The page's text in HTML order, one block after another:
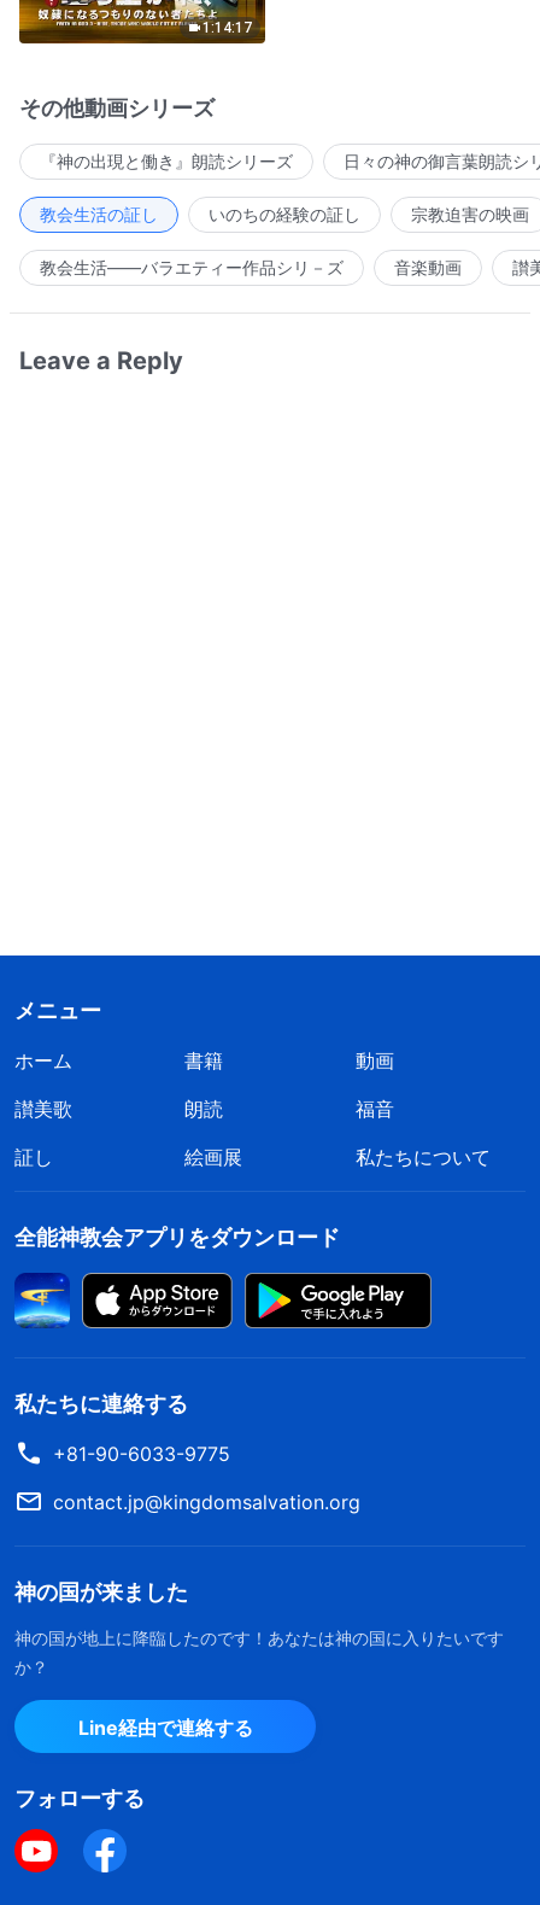
1:14:17
その他動画シリーズ
『神の出現と働き』朗読シリーズ 日々の神の御言葉朗読シ
教会生活の証し いのちの経験の証し 宗教迫害の映画
教会生活――バラエティー作品シリ－ズ 音楽動画 讃
Leave a Reply
メニュー
ホーム 書籍
動画
讃美歌
朗読
福音
証し
絵画展 私たちについて
全能神教会アプリをダウンロード
私たちに連絡する
+81-90-6033-9775
contact.jp@kingdomsalvation.org
神の国が来ました
神の国が地上に降臨したのです！あなたは神の国に入りたいです
か？
Line経由で連絡する
フォローする